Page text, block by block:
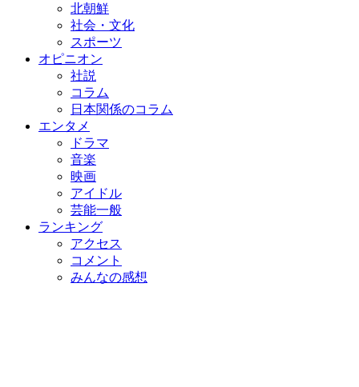
北朝鮮
社会・文化
スポーツ
オピニオン
社説
コラム
日本関係のコラム
エンタメ
ドラマ
音楽
映画
アイドル
芸能一般
ランキング
アクセス
コメント
みんなの感想